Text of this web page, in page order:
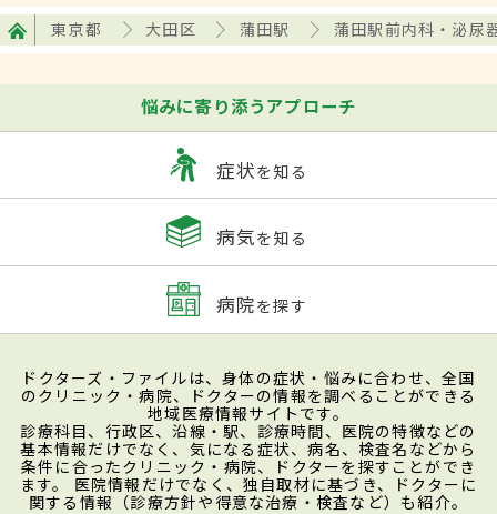
東京都 大田区 蒲田駅 蒲田駅前内科・泌尿
悩みに寄り添うアプローチ
症状を知る
病気を知る
病院を探す
ドクターズ・ファイルは、身体の症状・悩みに合わせ、全国
のクリニック・病院、ドクターの情報を調べることができる
地域医療情報サイトです。
診療科目、行政区、沿線・駅、診療時間、医院の特徴などの
基本情報だけでなく、気になる症状、病名、検査名などから
条件に合ったクリニック・病院、ドクターを探すことができ
ます。 医院情報だけでなく、独自取材に基づき、ドクターに
関する情報（診療方針や得意な治療・検査など）も紹介。